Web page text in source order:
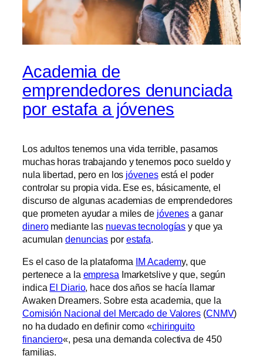
Academia de
emprendedores denunciada
por estafa a jóvenes
Los adultos tenemos una vida terrible, pasamos
muchas horas trabajando y tenemos poco sueldo y
nula libertad, pero en los jóvenesestá el poder
controlar su propia vida. Ese es, básicamente, el
discurso de algunas academias de emprendedores
que prometen ayudar a miles de jóvenes a ganar
dineromediante las nuevas tecnologías y que ya
acumulandenuncias por estafa.
Es el caso de la plataforma IM Academy, que
pertenece a la empresa Imarketslive y que, según
indica El Diario, hace dos años se hacía llamar
Awaken Dreamers. Sobre esta academia, que la
Comisión Nacional del Mercado de Valores (CNMV)
no ha dudado en definir como «chiringuito
financiero«, pesa una demanda colectiva de 450
familias.